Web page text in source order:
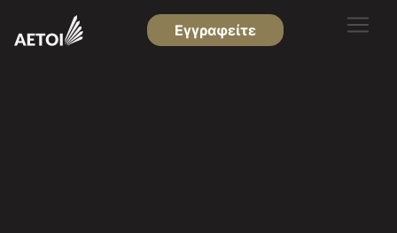
Εγγραφείτε